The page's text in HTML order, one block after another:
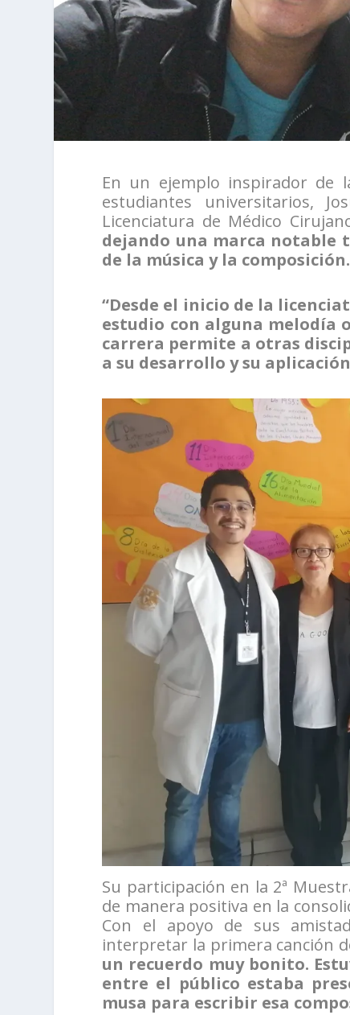
En un ejemplo inspirador de
estudiantes universitarios,
Licenciatura de Médico
dejando una marca notable
de la música y la composición.
“Desde el inicio de la
estudio con alguna melodía
carrera permite a otras
a su desarrollo y su
Su participación en la 2ª
de manera positiva en la
Con el apoyo de sus
interpretar la primera canción
un recuerdo muy bonito.
entre el público estaba
musa para escribir esa